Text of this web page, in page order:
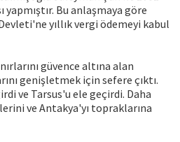
yapmıştır. Bu anlaşmaya göre
yıllık vergi ödemeyi kabul
güvence altına alan
genişletmek için sefere çıktı.
ve Tarsus'u ele geçirdi. Daha
ve Antakya'yı topraklarına